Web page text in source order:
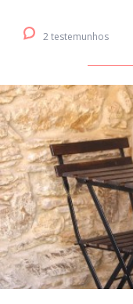
2 testemunhos